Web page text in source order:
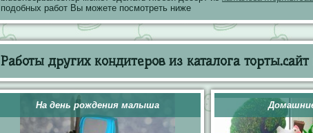
подобных работ Вы можете посмотреть ниже
Работы других кондитеров из каталога торты.сайт
На день рождения малыша